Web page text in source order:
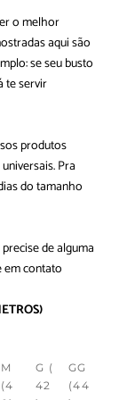
o melhor
aqui são
se seu busto
te servir
produtos
Pra
do tamanho
de alguma
emcontato
M
(4
G (
42
GG
(44